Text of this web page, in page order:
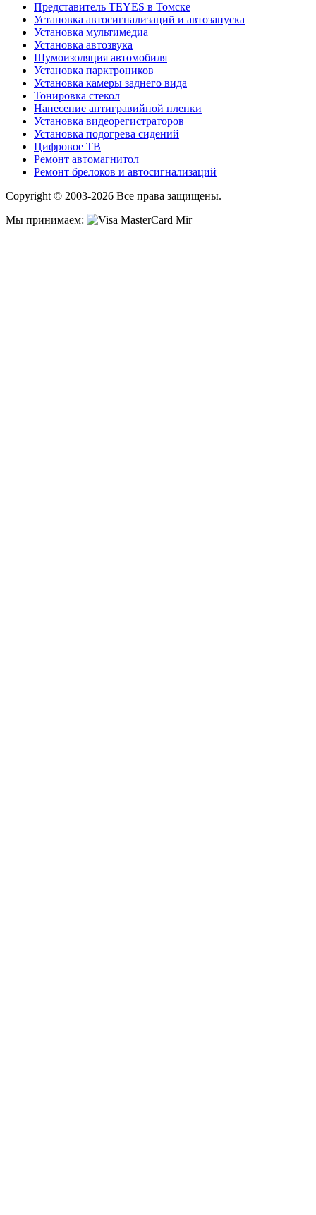
Представитель TEYES в Томске
Установка автосигнализаций и автозапуска
Установка мультимедиа
Установка автозвука
Шумоизоляция автомобиля
Установка парктроников
Установка камеры заднего вида
Тонировка стекол
Нанесение антигравийной пленки
Установка видеорегистраторов
Установка подогрева сидений
Цифровое ТВ
Ремонт автомагнитол
Ремонт брелоков и автосигнализаций
Copyright © 2003-2026 Все права защищены.
Мы принимаем: